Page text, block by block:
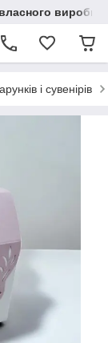
і сувенірів